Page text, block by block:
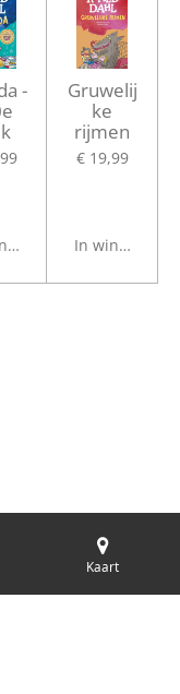
-
Gruwelij
ke
rijmen
€ 19,99
In
Kaart